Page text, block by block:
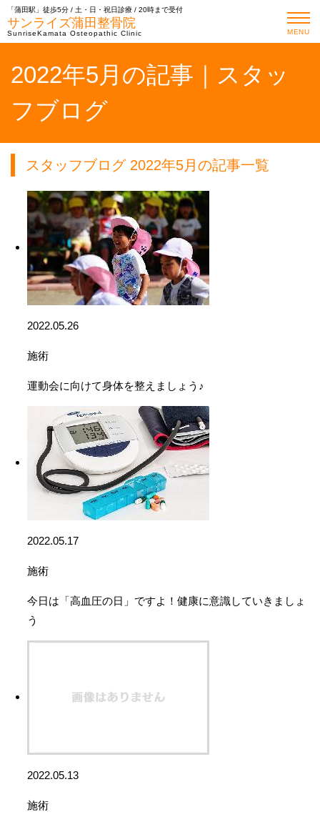
「蒲田駅」徒歩5分 / 土・日・祝日診療 / 20時まで受付
サンライズ蒲田整骨院
SunriseKamata Osteopathic Clinic MENU
2022年5月の記事｜スタッ
フブログ
スタッフブログ 2022年5月の記事一覧
2022.05.26
施術
運動会に向けて身体を整えましょう♪
2022.05.17
施術
今日は「高血圧の日」ですよ！健康に意識していきましょ
う
2022.05.13
施術